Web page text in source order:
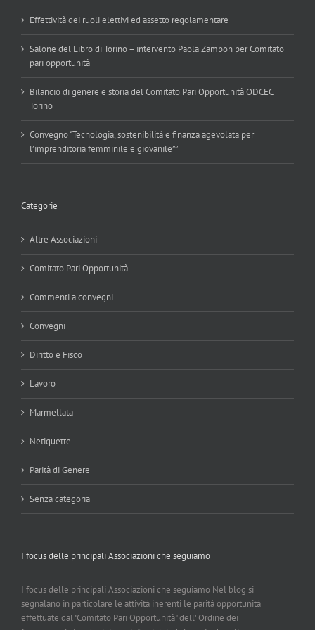
Effettività dei ruoli elettivi ed assetto regolamentare
Salone del Libro di Torino – intervento Paola Zambon per Comitato
pari opportunità
Bilancio di genere e storia del Comitato Pari Opportunità ODCEC
Torino
Convegno “Tecnologia, sostenibilità e finanza agevolata per
l’imprenditoria femminile e giovanile””
Categorie
Altre Associazioni
Comitato Pari Opportunità
Commenti a convegni
Convegni
Diritto e Fisco
Lavoro
Marmellata
Netiquette
Parità di Genere
Senza categoria
I focus delle principali Associazioni che seguiamo
I focus delle principali Associazioni che seguiamo Nel blog si
segnalano in particolare le attività inerenti le parità opportunità
effettuate dal "Comitato Pari Opportunità" dell' Ordine dei